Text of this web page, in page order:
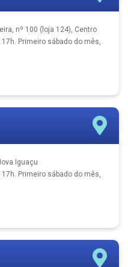
nº 100 (loja 124), Centro
Primeiro sábado do mês,
Iguaçu
Primeiro sábado do mês,